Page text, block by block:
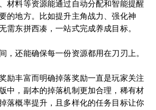
材料等资源能通过自动分配和智能提醒
的地方。比如提升主角战力、强化神
需东拼西凑，一站式完成养成目标。
，还能确保每一份资源都用在刀刃上。
励丰富而明确掉落奖励一直是玩家关注
中，副本的掉落机制更加合理，稀有材
落概率提升，且多样化的任务目标让你